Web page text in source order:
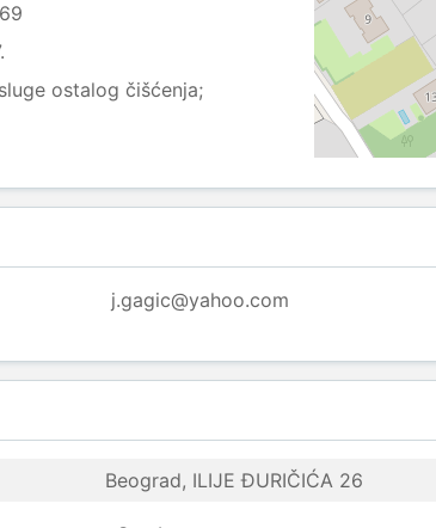
ostalog čišćenja;
j.gagic@yahoo.com
Beograd, ILIJE ĐURIČIĆA 26